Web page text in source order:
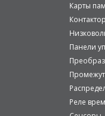
Карты
Панели
Реле